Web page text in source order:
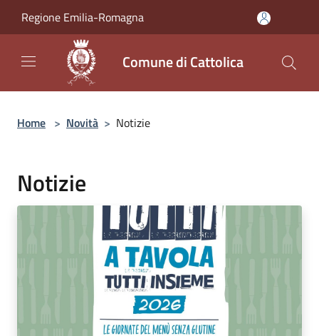
Regione Emilia-Romagna
Comune di Cattolica
Home > Novità > Notizie
Notizie